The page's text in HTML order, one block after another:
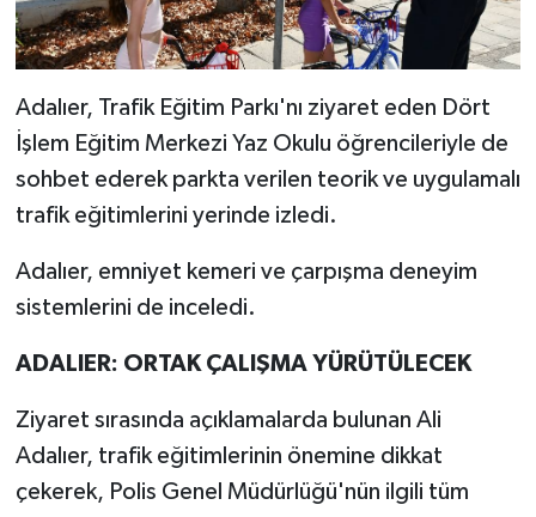
Adalıer, Trafik Eğitim Parkı'nı ziyaret eden Dört
İşlem Eğitim Merkezi Yaz Okulu öğrencileriyle de
sohbet ederek parkta verilen teorik ve uygulamalı
trafik eğitimlerini yerinde izledi.
Adalıer, emniyet kemeri ve çarpışma deneyim
sistemlerini de inceledi.
ADALIER: ORTAK ÇALIŞMA YÜRÜTÜLECEK
Ziyaret sırasında açıklamalarda bulunan Ali
Adalıer, trafik eğitimlerinin önemine dikkat
çekerek, Polis Genel Müdürlüğü'nün ilgili tüm